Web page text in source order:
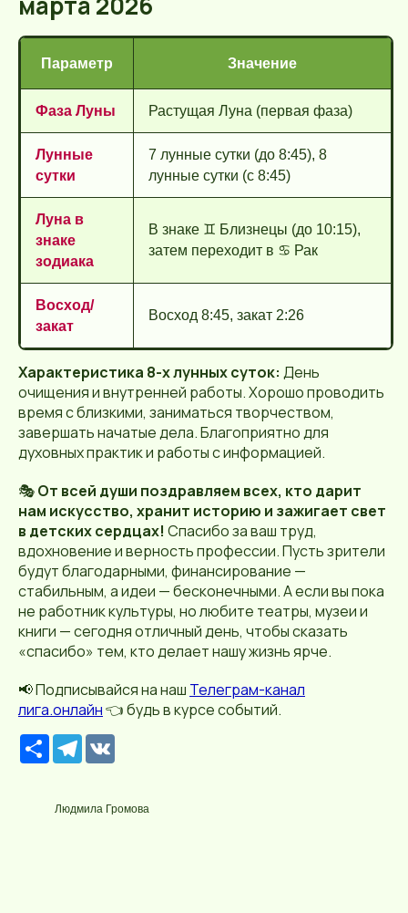
Параметр Значение
Фаза Луны Растущая Луна (первая фаза)
Лунные
сутки
7 лунные сутки (до 8:45), 8
лунные сутки (с 8:45)
Луна в
знаке
зодиака
В знаке ♊ Близнецы (до 10:15),
затем переходит в ♋ Рак
Восход/
закат
Восход 8:45, закат 2:26
Характеристика 8-х лунных суток: День
очищения и внутренней работы. Хорошо проводить
время с близкими, заниматься творчеством,
завершать начатые дела. Благоприятно для
духовных практик и работы с информацией.
🎭От всей души поздравляем всех, кто дарит
нам искусство, хранит историю и зажигает свет
в детских сердцах! Спасибо за ваш труд,
вдохновение и верность профессии. Пусть зрители
будут благодарными, финансирование —
стабильным, а идеи — бесконечными. А если вы пока
не работник культуры, но любите театры, музеи и
книги — сегодня отличный день, чтобы сказать
«спасибо» тем, кто делает нашу жизнь ярче.
📢 Подписывайся на наш Телеграм-канал
лига.онлайн👈 будь в курсе событий.
Р
е
р
с
T
e
r
Людмила Громова